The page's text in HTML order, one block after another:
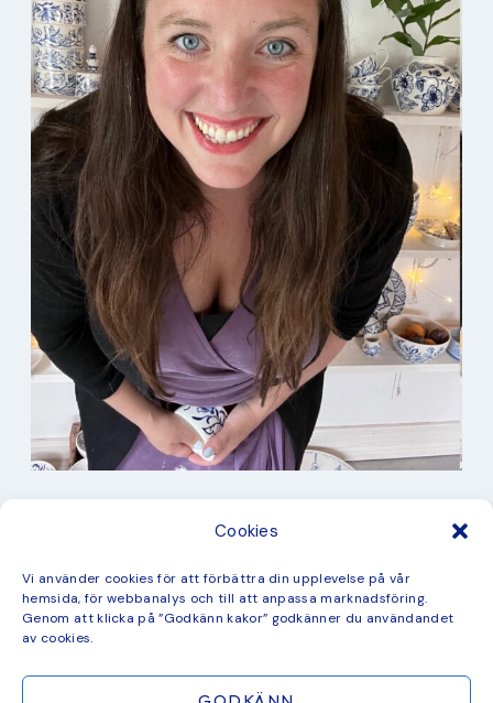
Cookies
Vi använder cookies för att förbättra din upplevelse på vår
hemsida, för webbanalys och till att anpassa marknadsföring.
Genom att klicka på ”Godkänn kakor” godkänner du användandet
av cookies.
Kurser
Måleri
mina favorit recept
Mönster